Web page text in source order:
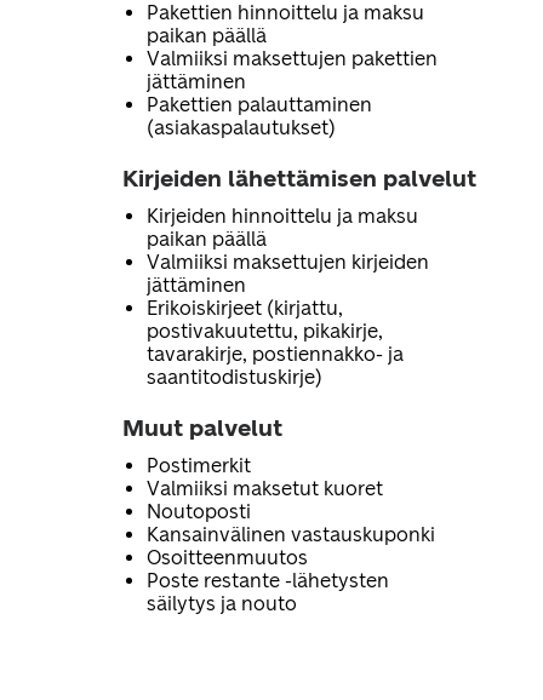
Pakettien hinnoittelu ja maksu
paikan päällä
Valmiiksi maksettujen pakettien
jättäminen
Pakettien palauttaminen
(asiakaspalautukset)
Kirjeiden lähettämisen palvelut
Kirjeiden hinnoittelu ja maksu
paikan päällä
Valmiiksi maksettujen kirjeiden
jättäminen
Erikoiskirjeet (kirjattu,
postivakuutettu, pikakirje,
tavarakirje, postiennakko- ja
saantitodistuskirje)
Muut palvelut
Postimerkit
Valmiiksi maksetut kuoret
Noutoposti
Kansainvälinen vastauskuponki
Osoitteenmuutos
Poste restante -lähetysten
säilytys ja nouto